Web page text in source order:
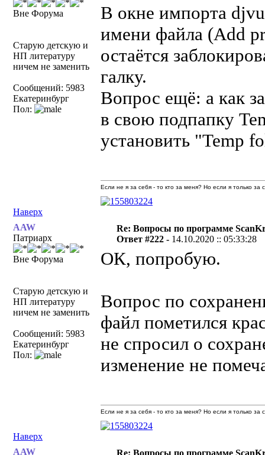
Вне Форума
Старую детскую и
НП литературу
ничем не заменить
Сообщений: 5983
Екатеринбург
Пол:
В окне импорта
имени файла (Add
остаётся
галку.
Вопрос ещё: а как
в свою подпапку
установить "Temp
Наверх
Если не я за себя - то кто за меня? Но если я только
AAW
Патриарх
Вне Форума
Старую детскую и
НП литературу
ничем не заменить
Сообщений: 5983
Екатеринбург
Пол:
Re: Вопросы по программе
Ответ #222 - 14.10.2020 :: 05:33:28
ОК, попробую.
Вопрос по
файл пометился
не спросил о
изменение не
Наверх
Если не я за себя - то кто за меня? Но если я только
AAW
Re: Вопросы по программе